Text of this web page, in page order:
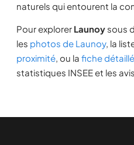
naturels qui entourent la
Pour explorer Launoy sous
les photos de Launoy, la
proximité, ou la fiche
statistiques INSEE et les